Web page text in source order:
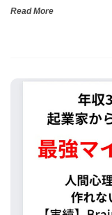
Read More